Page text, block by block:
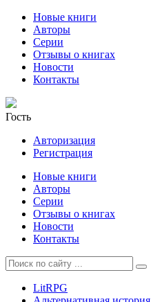
Новые книги
Авторы
Серии
Отзывы о книгах
Новости
Контакты
Гость
Авторизация
Регистрация
Новые книги
Авторы
Серии
Отзывы о книгах
Новости
Контакты
LitRPG